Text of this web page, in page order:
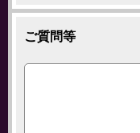
ご質問等